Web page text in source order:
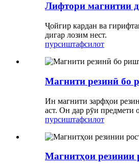
Лифтори магнитии
Ҷойгир кардан ва
дигар лозим нест.
пурсиштафсилот
Магнити резинӣ бо
Ин магнити зарфҳои
аст. Он дар рӯи предмети
пурсиштафсилот
Магнитҳои резинии